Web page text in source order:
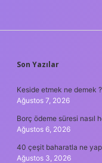
SIDEBAR
Son Yazılar
Keside etmek ne demek ?
Ağustos 7, 2026
Borç ödeme süresi nasıl
Ağustos 6, 2026
40 çeşit baharatla ne
Ağustos 3, 2026